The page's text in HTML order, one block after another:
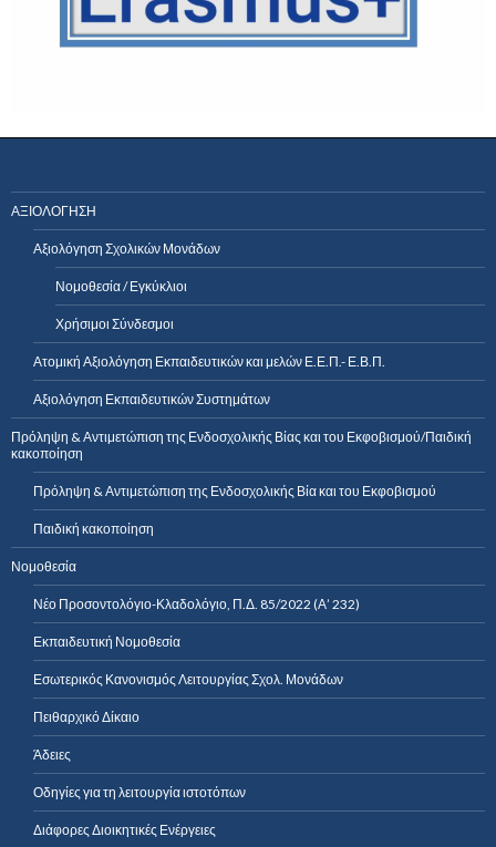
ΑΞΙΟΛΟΓΗΣΗ
Αξιολόγηση Σχολικών Μονάδων
Νομοθεσία / Εγκύκλιοι
Χρήσιμοι Σύνδεσμοι
Ατομική Αξιολόγηση Εκπαιδευτικών και μελών Ε.Ε.Π.- Ε.Β.Π.
Αξιολόγηση Εκπαιδευτικών Συστημάτων
Πρόληψη & Αντιμετώπιση της Ενδοσχολικής Βίας και του Εκφοβισμού/Παιδική
κακοποίηση
Πρόληψη & Αντιμετώπιση της Ενδοσχολικής Βία και του Εκφοβισμού
Παιδική κακοποίηση
Νομοθεσία
Νέο Προσοντολόγιο-Κλαδολόγιο, Π.Δ. 85/2022 (Α’ 232)
Εκπαιδευτική Νομοθεσία
Εσωτερικός Κανονισμός Λειτουργίας Σχολ. Μονάδων
Πειθαρχικό Δίκαιο
Άδειες
Οδηγίες για τη λειτουργία ιστοτόπων
Διάφορες Διοικητικές Ενέργειες